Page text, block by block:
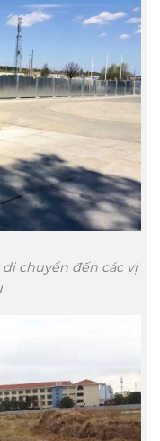
chuyển đến các vị